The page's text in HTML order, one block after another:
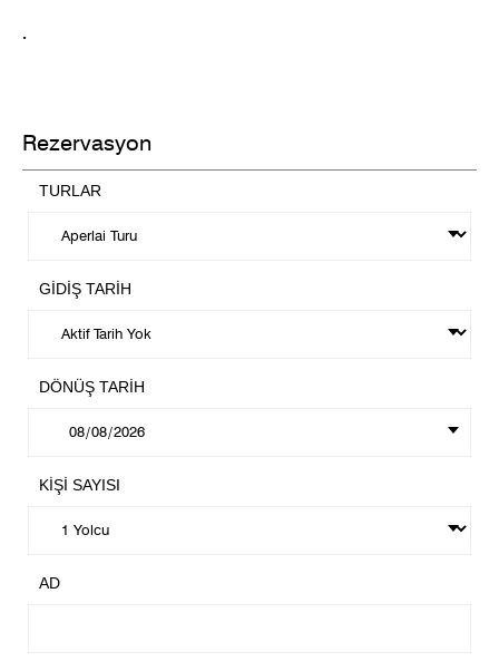
.
Rezervasyon
TURLAR
GİDİŞ TARİH
DÖNÜŞ TARİH
KİŞİ SAYISI
AD